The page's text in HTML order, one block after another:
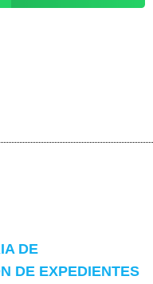
DE
DE EXPEDIENTES